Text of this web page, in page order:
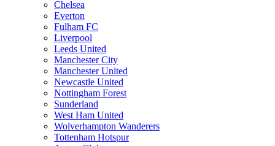
Chelsea
Everton
Fulham FC
Liverpool
Leeds United
Manchester City
Manchester United
Newcastle United
Nottingham Forest
Sunderland
West Ham United
Wolverhampton Wanderers
Tottenham Hotspur